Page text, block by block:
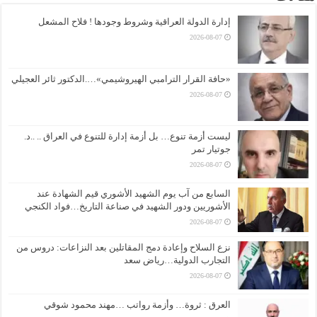
إدارة الدولة العراقية وشروط وجودها ! فلاح المشعل
2026-08-07
«حافة القرار الترامبي الهيروشيمي»….الدكتور ثائر العجيلي
2026-08-07
ليست أزمة تنوع… بل أزمة إدارة للتنوع في العراق .. ..د.
جوتيار تمر
2026-08-07
السابع من آب يوم الشهيد الأشوري قيم الشهادة عند
الأشوريين ودور الشهيد في صناعة التاريخ…فواد الكنجي
2026-08-07
نزع السلاح وإعادة دمج المقاتلين بعد النزاعات: دروس من
التجارب الدولية…رياض سعد
2026-08-07
العرق : ثروة… وأزمة رواتب …مهند محمود شوقي